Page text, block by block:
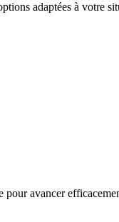
adaptées à votre
pour avancer